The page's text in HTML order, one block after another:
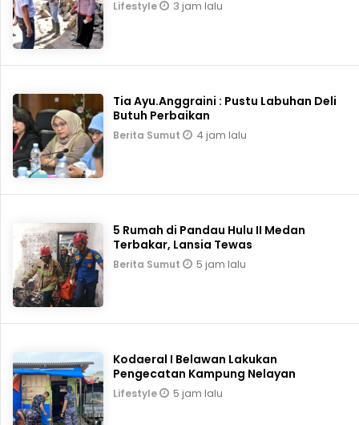
Lifestyle 3 jam lalu
Tia Ayu.Anggraini : Pustu Labuhan Deli
Butuh Perbaikan
Berita Sumut 4 jam lalu
5 Rumah di Pandau Hulu II Medan
Terbakar, Lansia Tewas
Berita Sumut 5 jam lalu
Kodaeral I Belawan Lakukan
Pengecatan Kampung Nelayan
Lifestyle 5 jam lalu